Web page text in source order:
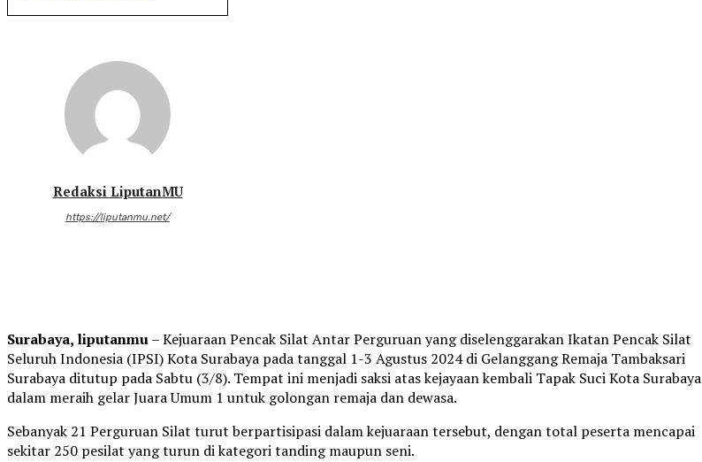
Redaksi LiputanMU
https://liputanmu.net/
Surabaya, liputanmu– Kejuaraan Pencak Silat Antar Perguruan yang diselenggarakan Ikatan Pencak Silat
Seluruh Indonesia (IPSI) Kota Surabaya pada tanggal 1-3 Agustus 2024 di Gelanggang Remaja Tambaksari
Surabaya ditutup pada Sabtu (3/8). Tempat ini menjadi saksi atas kejayaan kembali Tapak Suci Kota Surabaya
dalam meraih gelar Juara Umum 1 untuk golongan remaja dan dewasa.
Sebanyak 21 Perguruan Silat turut berpartisipasi dalam kejuaraan tersebut, dengan total peserta mencapai
sekitar 250 pesilat yang turun di kategori tanding maupun seni.